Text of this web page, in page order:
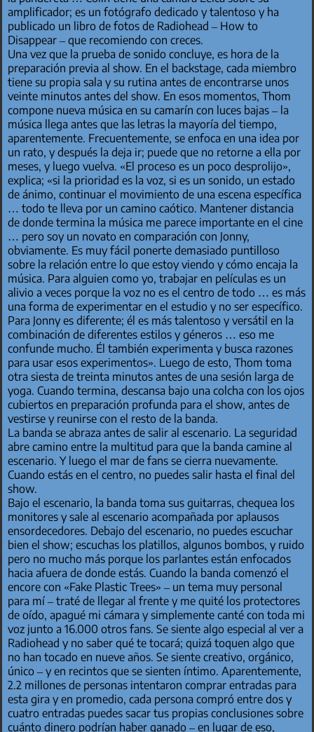
amplificador; es un fotógrafo dedicado y talentoso y ha
publicado un libro de fotos de Radiohead – How to
Disappear – que recomiendo con creces.
Una vez que la prueba de sonido concluye, es hora de la
preparación previa al show. En el backstage, cada miembro
tiene su propia sala y su rutina antes de encontrarse unos
veinte minutos antes del show. En esos momentos, Thom
compone nueva música en su camarín con luces bajas – la
música llega antes que las letras la mayoría del tiempo,
aparentemente. Frecuentemente, se enfoca en una idea por
un rato, y después la deja ir; puede que no retorne a ella por
meses, y luego vuelva. «El proceso es un poco desprolijo»,
explica; «si la prioridad es la voz, si es un sonido, un estado
de ánimo, continuar el movimiento de una escena específica
… todo te lleva por un camino caótico. Mantener distancia
de donde termina la música me parece importante en el cine
… pero soy un novato en comparación con Jonny,
obviamente. Es muy fácil ponerte demasiado puntilloso
sobre la relación entre lo que estoy viendo y cómo encaja la
música. Para alguien como yo, trabajar en películas es un
alivio a veces porque la voz no es el centro de todo … es más
una forma de experimentar en el estudio y no ser específico.
Para Jonny es diferente; él es más talentoso y versátil en la
combinación de diferentes estilos y géneros … eso me
confunde mucho. Él también experimenta y busca razones
para usar esos experimentos». Luego de esto, Thom toma
otra siesta de treinta minutos antes de una sesión larga de
yoga. Cuando termina, descansa bajo una colcha con los ojos
cubiertos en preparación profunda para el show, antes de
vestirse y reunirse con el resto de la banda.
La banda se abraza antes de salir al escenario. La seguridad
abre camino entre la multitud para que la banda camine al
escenario. Y luego el mar de fans se cierra nuevamente.
Cuando estás en el centro, no puedes salir hasta el final del
show.
Bajo el escenario, la banda toma sus guitarras, chequea los
monitores y sale al escenario acompañada por aplausos
ensordecedores. Debajo del escenario, no puedes escuchar
bien el show; escuchas los platillos, algunos bombos, y ruido
pero no mucho más porque los parlantes están enfocados
hacia afuera de donde estás. Cuando la banda comenzó el
encore con «Fake Plastic Trees» – un tema muy personal
para mí – traté de llegar al frente y me quité los protectores
de oído, apagué mi cámara y simplemente canté con toda mi
voz junto a 16.000 otros fans. Se siente algo especial al ver a
Radiohead y no saber qué te tocará; quizá toquen algo que
no han tocado en nueve años. Se siente creativo, orgánico,
único – y en recintos que se sienten íntimo. Aparentemente,
2.2 millones de personas intentaron comprar entradas para
esta gira y en promedio, cada persona compró entre dos y
cuatro entradas puedes sacar tus propias conclusiones sobre
cuánto dinero podrían haber ganado – en lugar de eso,